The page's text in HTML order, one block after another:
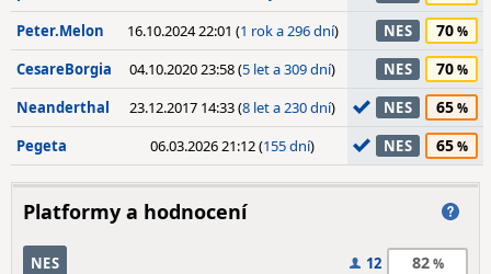
Peter.Melon 16.10.2024 22:01 (1 rok a 296 dní) NES 70
CesareBorgia 04.10.2020 23:58 (5 let a 309 dní) NES 70
Neanderthal 23.12.2017 14:33 (8 let a 230 dní) NES 65
Pegeta 06.03.2026 21:12 (155 dní) NES 65
Platformy a hodnocení
NES 12 82